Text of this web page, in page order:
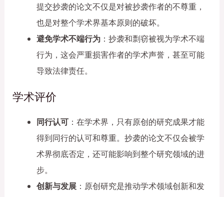
提交抄袭的论文不仅是对被抄袭作者的不尊重，
也是对整个学术界基本原则的破坏。
避免学术不端行为：抄袭和剽窃被视为学术不端
行为，这会严重损害作者的学术声誉，甚至可能
导致法律责任。
学术评价
同行认可：在学术界，只有原创的研究成果才能
得到同行的认可和尊重。抄袭的论文不仅会被学
术界彻底否定，还可能影响到整个研究领域的进
步。
创新与发展：原创研究是推动学术领域创新和发